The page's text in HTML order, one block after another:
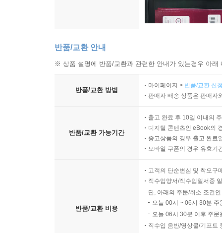
반품/교환 안내
※ 상품 설명에 반품/교환과 관련한 안내가 있는경우 아
반품/교환 방법
마이페이지 > 반품/교환 신
판매자 배송 상품은 판매자
반품/교환 가능기간
출고 완료 후 10일 이내의
디지털 콘텐츠인 eBook의
중고상품의 경우 출고 완료
모바일 쿠폰의 경우 유효기
반품/교환 비용
고객의 단순변심 및 착오구
직수입양서/직수입일서중
단, 아래의 주문/취소 조건
오늘 00시 ~ 06시 30분
오늘 06시 30분 이후 주
직수입 음반/영상물/기프트